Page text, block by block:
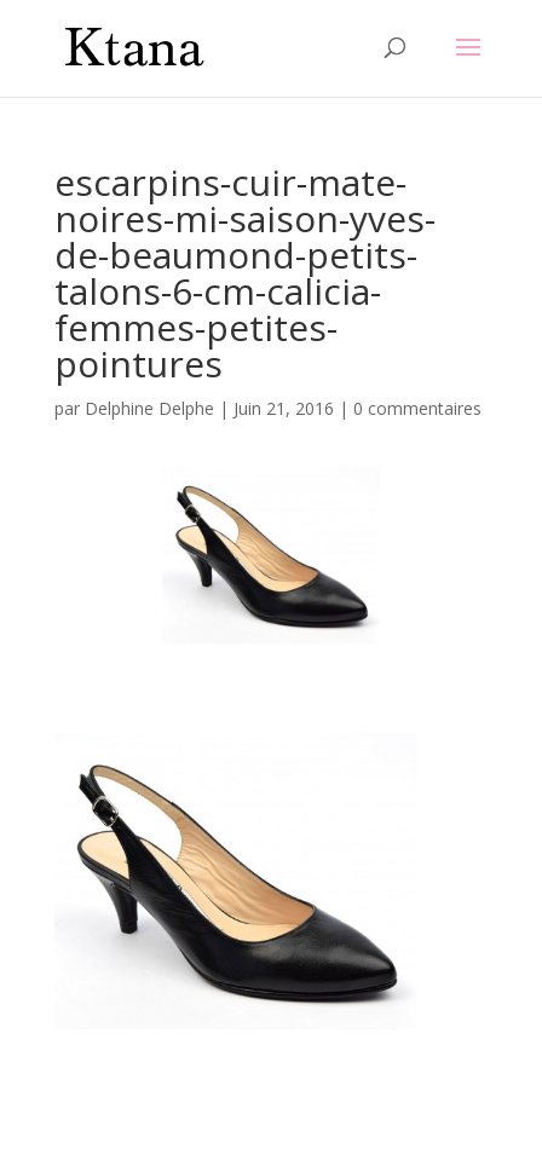
escarpins-cuir-mate-
noires-mi-saison-yves-
de-beaumond-petits-
talons-6-cm-calicia-
femmes-petites-
pointures
par Delphine Delphe | Juin 21, 2016 | 0 commentaires